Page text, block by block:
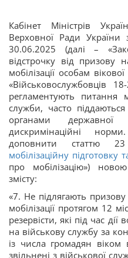
Кабінет Міністрів
Верховної Ради України
30.06.2025
(далі –
відстрочку від призову
мобілізації особам
«Військовослужбовців
регламентують питання
служби, часто
органами державної
дискримінаційні
доповнити статтю
мобілізаційну підготовку
про мобілізацію»)
змісту:
«7. Не підлягають
мобілізації протягом 12
резервісти, які під час
на військову службу за
із числа громадян
звільнені з військової